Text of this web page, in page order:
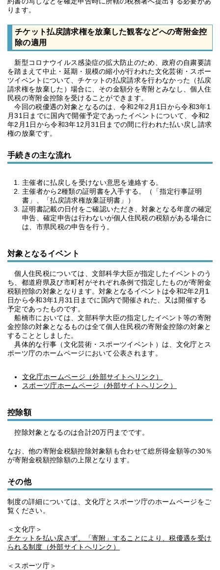
ります。
チケット払戻請求権を放棄した観客などへの寄附金控
除の適用
新型コロナウイルス感染症の拡大防止のため、政府の自粛要請
を踏まえて中止・延期・規模の縮小が行われた文化芸術・スポー
ツイベントについて、チケットの払戻請求を行わなかった（払戻
請求権を放棄した）場合に、その金額分を寄附とみなし、個人住
民税の寄附金控除を受けることができます。
今回の税優遇の対象となるのは、令和2年2月1日から令和3年1
月31日までに国内で開催予定であったイベントについて、令和2
年2月1日から令和3年12月31日までの間に行われた払い戻し請求
権の放棄です。
手続きの主な流れ
主催者に払戻しを受けない意思を連絡する。
主催者から2種類の証明書を入手する。（「指定行事証明
書」、「払戻請求権放棄証明書」）
証明書記載の日付をご確認いただき、対象となる年度の確定
申告、確定申告は行わないが個人住民税の税額がある場合に
は、市県民税の申告を行う。
対象となるイベント
個人住民税については、文部科学大臣が指定したイベントのう
ち、都道府県及び市町村がそれぞれ条例で指定したものが寄附金
税額控除の対象となります。対象となるイベントは令和2年2月1
日から令和3年1月31日までに国内で開催された、又は開催する
予定であったものです。
船橋市においては、文部科学大臣の指定したイベント等の寄附
金控除の対象となるものは全て個人住民税の寄附金控除の対象と
することとしました。
具体的な行事（文化芸術・スポーツイベント）は、文化庁とス
ポーツ庁のホームページにおいて公表されます。
文化庁ホームページ（外部サイトへリンク）
スポーツ庁ホームページ（外部サイトへリンク）
控除額
控除対象となるのは合計20万円までです。
なお、他の寄附金税額控除対象額も合わせて総所得金額等の30％
が寄附金税額控除額の上限となります。
その他
制度の詳細については、文化庁とスポーツ庁のホームページをご
覧ください。
＜文化庁＞
チケットを払い戻さず、「寄附」することにより、税優遇を受け
られる制度（外部サイトへリンク）
＜スポーツ庁＞